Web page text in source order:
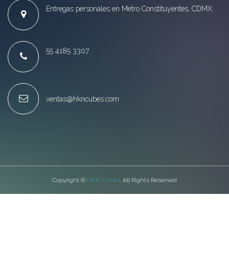
Entregas personales en Metro Constituyentes, CDMX.
55 4185 3307
ventas@hkncubes.com
Copyright © HKN Cubes . All Rights Reserved